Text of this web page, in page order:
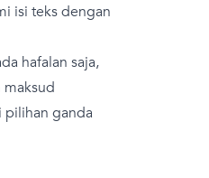
isi teks dengan
hafalan saja,
pilihan ganda